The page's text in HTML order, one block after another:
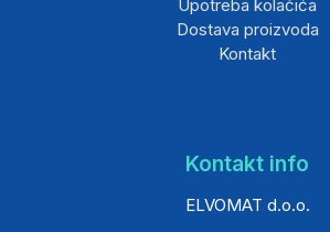
Upotreba kolačića
Dostava proizvoda
Kontakt
Kontakt info
ELVOMAT d.o.o.